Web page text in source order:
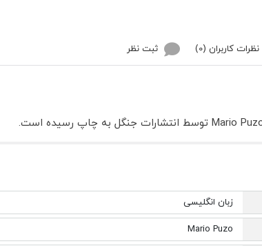
نظرات کاربران (0) ثبت نظر
زبان انگلیسی
Mario Puzo